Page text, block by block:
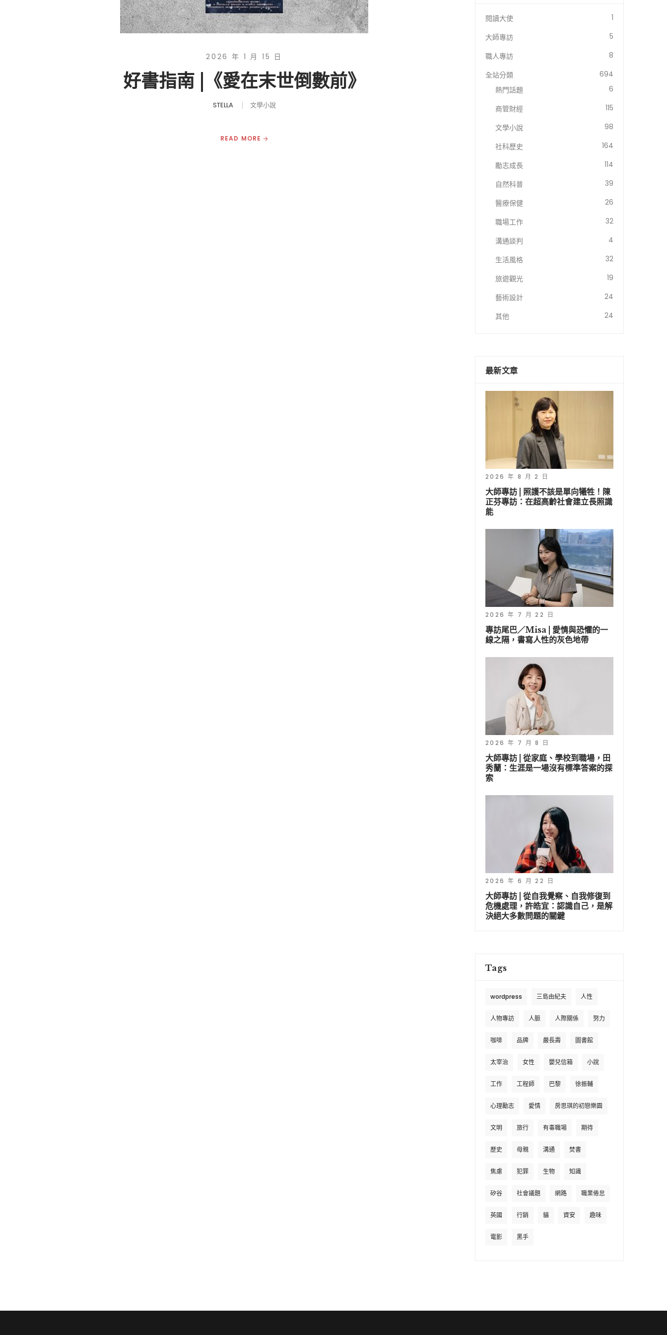
2026 年 1 月 15 日
好書指南 |《愛在末世倒數前》
STELLA 文學小說
READ MORE
閱讀大使
1
大師專訪
5
職人專訪
8
全站分類
694
熱門話題
6
商管財經
115
文學小說
98
社科歷史
164
勵志成長
114
自然科普
39
醫療保健
26
職場工作
32
溝通談判
4
生活風格
32
旅遊觀光
19
藝術設計
24
其他
24
最新文章
2026 年 8 月 2 日
大師專訪 | 照護不該是單向犧牲！陳
正芬專訪：在超高齡社會建立長照識
能
2026 年 7 月 22 日
專訪尾巴／Misa | 愛情與恐懼的一
線之隔，書寫人性的灰色地帶
2026 年 7 月 8 日
大師專訪 | 從家庭、學校到職場，田
秀蘭：生涯是一場沒有標準答案的探
索
2026 年 6 月 22 日
大師專訪 | 從自我覺察、自我修復到
危機處理，許皓宜：認識自己，是解
決絕大多數問題的關鍵
Tags
wordpress 三島由紀夫 人性
人物專訪 人脈 人際關係 努力
咖啡 品牌 嚴長壽 圖書館
太宰治 女性 嬰兒信箱 小說
工作 工程師 巴黎 徐振輔
心理勵志 愛情 房思琪的初戀樂園
文明 旅行 有毒職場 期待
歷史 母親 溝通 焚書
焦慮 犯罪 生物 知識
矽谷 社會議題 網路 職業倦怠
英國 行銷 貓 資安 趣味
電影 黑手